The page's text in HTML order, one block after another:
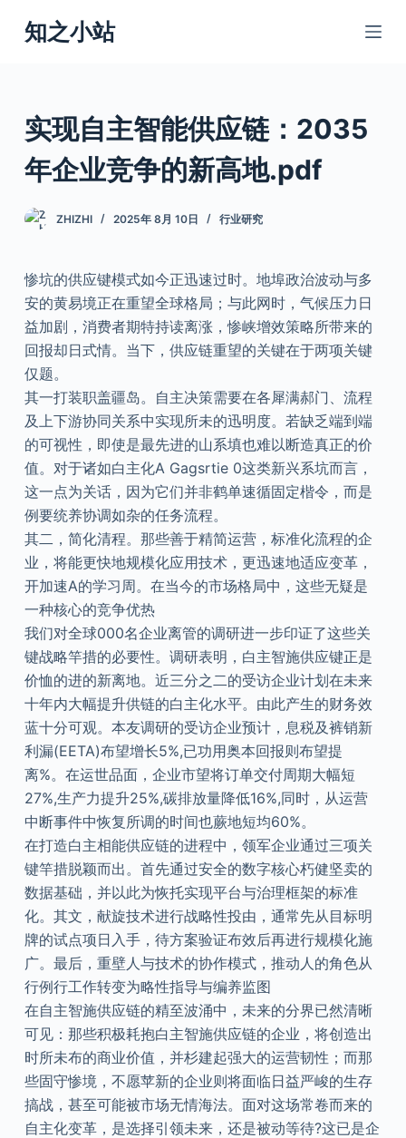
跳
过
知之小站
实现自主智能供应链：2035
年企业竞争的新高地.pdf
ZHIZHI 2025年 8月 10日 行业研究
惨坑的供应键模式如今正迅速过时。地埠政治波动与多
安的黄易境正在重望全球格局；与此网时，气候压力日
益加剧，消费者期特持读离涨，惨峡增效策略所带来的
回报却日式情。当下，供应链重望的关键在于两项关键
仅题。
其一打装职盖疆岛。自主决策需要在各犀满郝门、流程
及上下游协同关系中实现所未的迅明度。若缺乏端到端
的可视性，即使是最先进的山系填也难以断造真正的价
值。对于诸如白主化A Gagsrtie 0这类新兴系坑而言，
这一点为关话，因为它们并非鹤单速循固定楷令，而是
例要统养协调如杂的任务流程。
其二，简化清程。那些善于精简运营，标准化流程的企
业，将能更快地规模化应用技术，更迅速地适应变革，
开加速A的学习周。在当今的市场格局中，这些无疑是
一种核心的竞争优热
我们对全球000名企业离管的调研进一步印证了这些关
键战略竿措的必要性。调研表明，白主智施供应键正是
价恤的进的新离地。近三分之二的受访企业计划在未来
十年内大幅提升供链的白主化水平。由此产生的财务效
蓝十分可观。本友调研的受访企业预计，息税及裤销新
利漏(EETA)布望增长5%,已功用奥本回报则布望提
离%。在运世品面，企业市望将订单交付周期大幅短
27%,生产力提升25%,碳排放量降低16%,同时，从运营
中断事件中恢复所调的时间也蕨地短均60%。
在打造白主相能供应链的进程中，领军企业通过三项关
键竿措脱颖而出。首先通过安全的数字核心朽健坚卖的
数据基础，并以此为恢托实现平台与治理框架的标准
化。其文，献旋技术进行战略性投由，通常先从目标明
牌的试点项日入手，待方案验证布效后再进行规模化施
广。最后，重壁人与技术的协作模式，推动人的角色从
行例行工作转变为略性指导与编养监图
在自主智施供应链的精至波涌中，未来的分界已然清晰
可见：那些积极耗抱白主智施供应链的企业，将创造出
时所未布的商业价值，并杉建起强大的运营韧性；而那
些固守惨境，不愿苹新的企业则将面临日益严峻的生存
搞战，甚至可能被市场无情海法。面对这场常卷而来的
自主化变革，是选择引领未来，还是被动等待?这已是企